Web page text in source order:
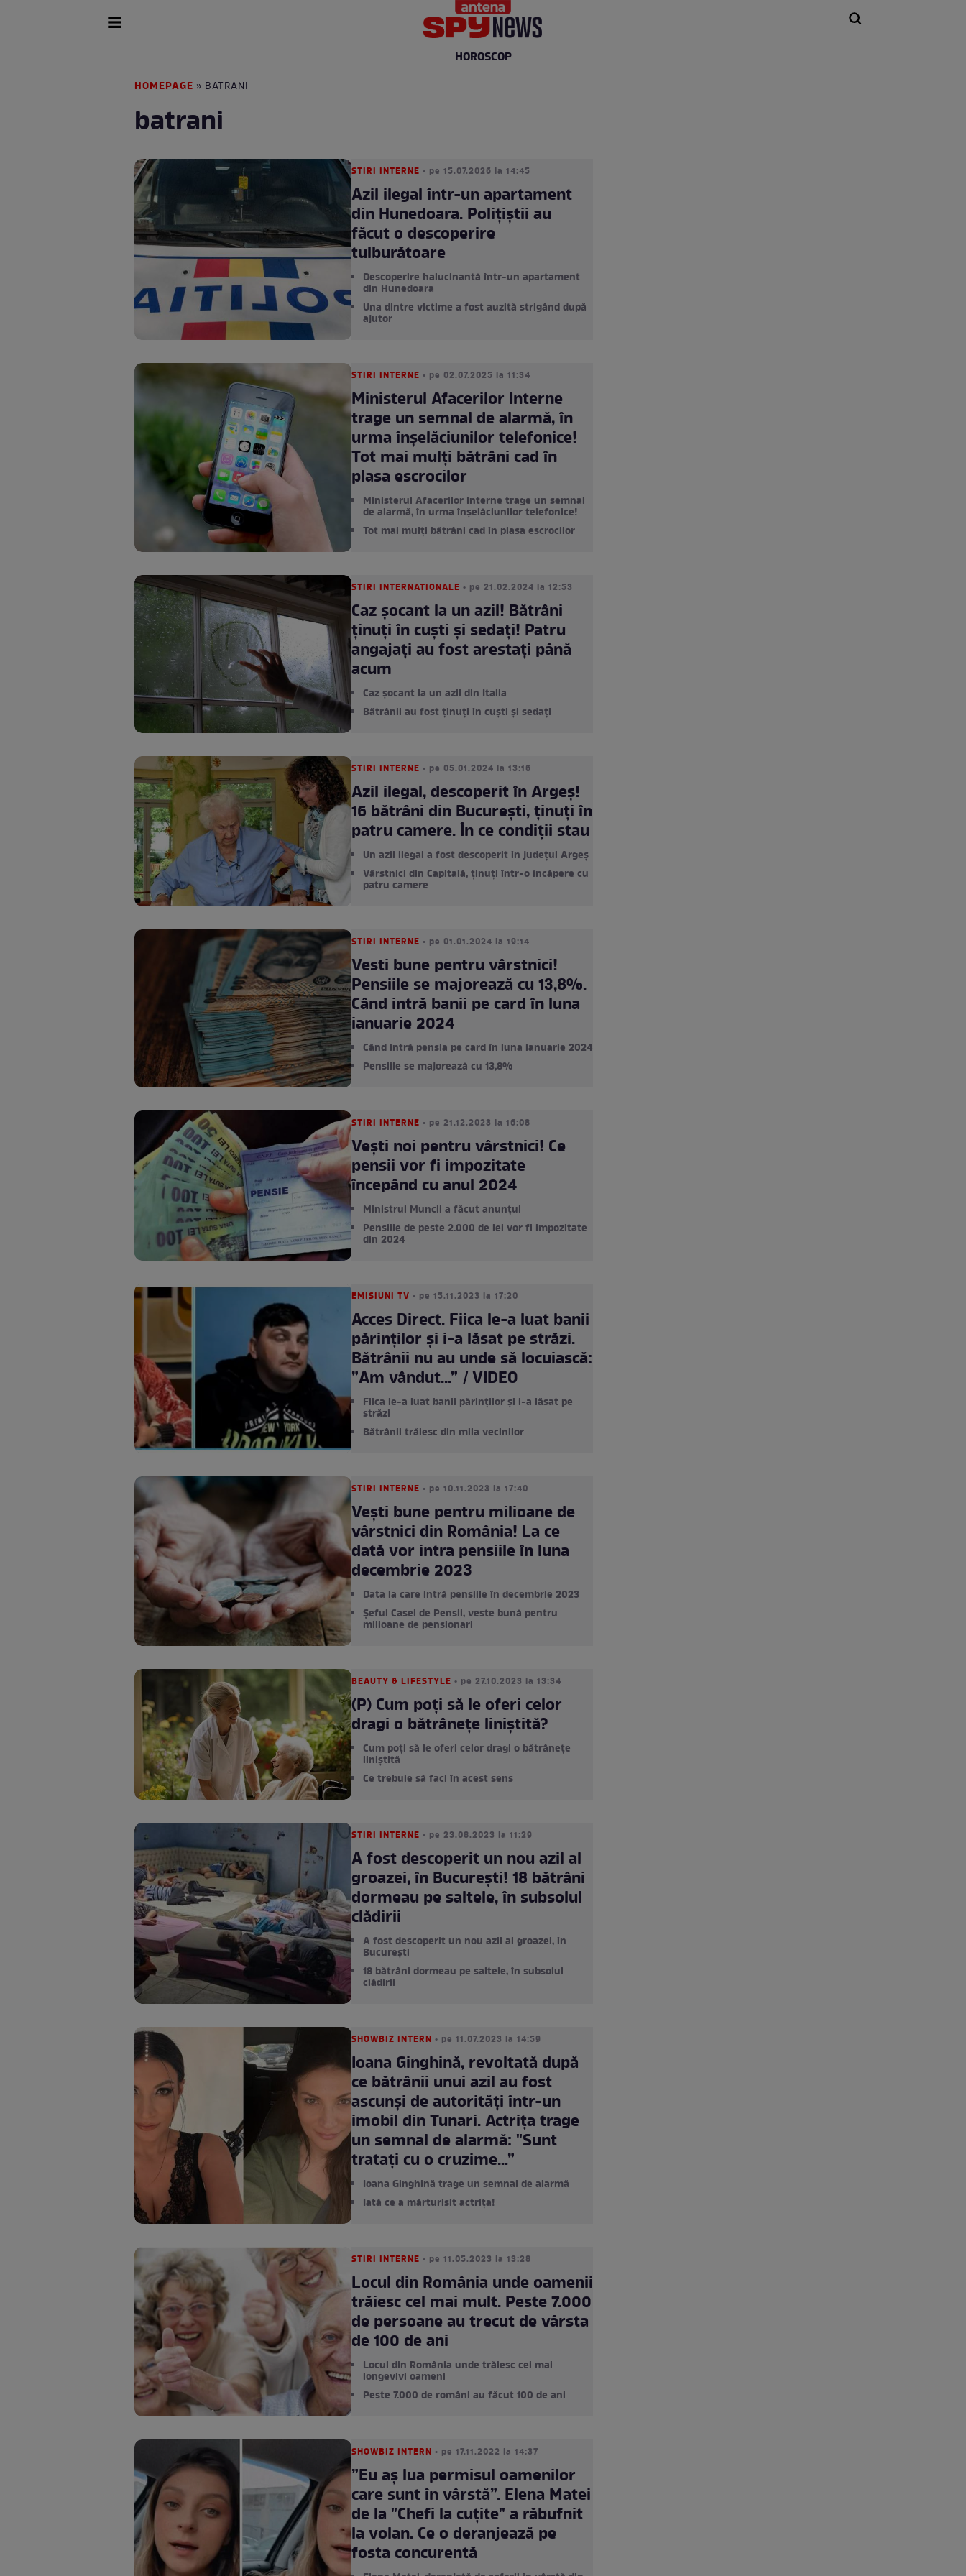
HOROSCOP
HOMEPAGE » BATRANI
batrani
STIRI INTERNE • pe 15.07.2026 la 14:45
Azil ilegal într-un apartament
din Hunedoara. Polițiștii au
făcut o descoperire
tulburătoare
Descoperire halucinantă într-un apartament
din Hunedoara
Una dintre victime a fost auzită strigând după
ajutor
STIRI INTERNE • pe 02.07.2025 la 11:34
Ministerul Afacerilor Interne
trage un semnal de alarmă, în
urma înșelăciunilor telefonice!
Tot mai mulți bătrâni cad în
plasa escrocilor
Ministerul Afacerilor Interne trage un semnal
de alarmă, în urma înșelăciunilor telefonice!
Tot mai mulți bătrâni cad în plasa escrocilor
STIRI INTERNATIONALE • pe 21.02.2024 la 12:53
Caz șocant la un azil! Bătrâni
ținuți în cuști și sedați! Patru
angajați au fost arestați până
acum
Caz șocant la un azil din Italia
Bătrânii au fost ținuți în cuști și sedați
STIRI INTERNE • pe 05.01.2024 la 13:16
Azil ilegal, descoperit în Argeș!
16 bătrâni din București, ținuți în
patru camere. În ce condiții stau
Un azil ilegal a fost descoperit în județul Argeș
Vârstnici din Capitală, ținuți într-o încăpere cu
patru camere
STIRI INTERNE • pe 01.01.2024 la 19:14
Vesti bune pentru vârstnici!
Pensiile se majorează cu 13,8%.
Când intră banii pe card în luna
ianuarie 2024
Când intră pensia pe card în luna ianuarie 2024
Pensiile se majorează cu 13,8%
STIRI INTERNE • pe 21.12.2023 la 16:08
Vești noi pentru vârstnici! Ce
pensii vor fi impozitate
începând cu anul 2024
Ministrul Muncii a făcut anunțul
Pensiile de peste 2.000 de lei vor fi impozitate
din 2024
EMISIUNI TV • pe 15.11.2023 la 17:20
Acces Direct. Fiica le-a luat banii
părinților și i-a lăsat pe străzi.
Bătrânii nu au unde să locuiască:
”Am vândut...” / VIDEO
Fiica le-a luat banii părinților și i-a lăsat pe
străzi
Bătrânii trăiesc din mila vecinilor
STIRI INTERNE • pe 10.11.2023 la 17:40
Vești bune pentru milioane de
vârstnici din România! La ce
dată vor intra pensiile în luna
decembrie 2023
Data la care intră pensiile în decembrie 2023
Șeful Casei de Pensii, veste bună pentru
milioane de pensionari
BEAUTY & LIFESTYLE • pe 27.10.2023 la 13:34
(P) Cum poți să le oferi celor
dragi o bătrânețe liniștită?
Cum poți să le oferi celor dragi o bătrânețe
liniștită
Ce trebuie să faci în acest sens
STIRI INTERNE • pe 23.08.2023 la 11:29
A fost descoperit un nou azil al
groazei, în București! 18 bătrâni
dormeau pe saltele, în subsolul
clădirii
A fost descoperit un nou azil al groazei, în
București
18 bătrâni dormeau pe saltele, în subsolul
clădirii
SHOWBIZ INTERN • pe 11.07.2023 la 14:59
Ioana Ginghină, revoltată după
ce bătrânii unui azil au fost
ascunși de autorități într-un
imobil din Tunari. Actrița trage
un semnal de alarmă: "Sunt
tratați cu o cruzime…”
Ioana Ginghină trage un semnal de alarmă
Iată ce a mărturisit actrița!
STIRI INTERNE • pe 11.05.2023 la 13:28
Locul din România unde oamenii
trăiesc cel mai mult. Peste 7.000
de persoane au trecut de vârsta
de 100 de ani
Locul din România unde trăiesc cei mai
longevivi oameni
Peste 7.000 de români au făcut 100 de ani
SHOWBIZ INTERN • pe 17.11.2022 la 14:37
”Eu aș lua permisul oamenilor
care sunt în vârstă”. Elena Matei
de la "Chefi la cuțite" a răbufnit
la volan. Ce o deranjează pe
fosta concurentă